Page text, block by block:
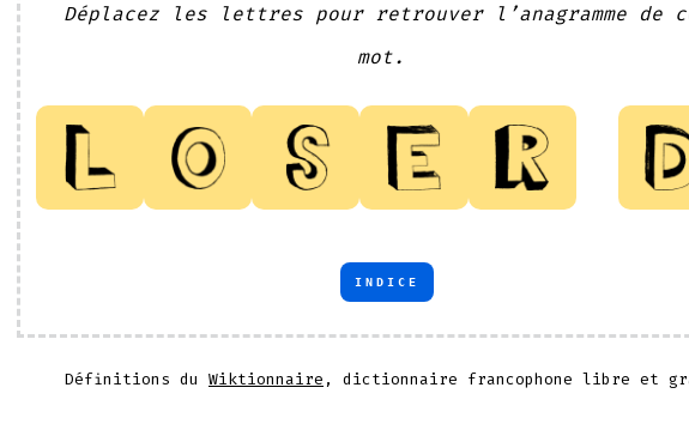
Déplacez les lettres pour retrouver l’anagramme de
mot.
INDICE
Définitions du Wiktionnaire , dictionnaire francophone libre et